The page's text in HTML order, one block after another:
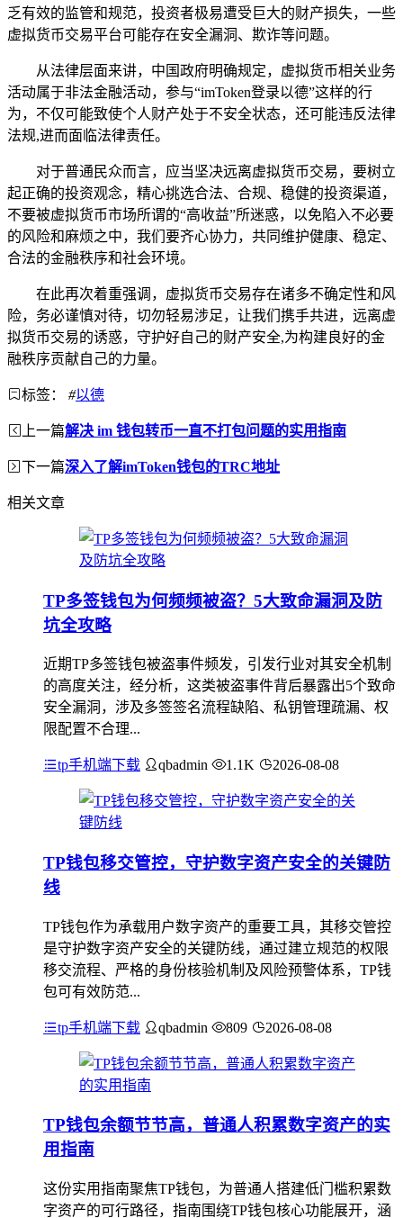
乏有效的监管和规范，投资者极易遭受巨大的财产损失，一些
虚拟货币交易平台可能存在安全漏洞、欺诈等问题。
从法律层面来讲，中国政府明确规定，虚拟货币相关业务
活动属于非法金融活动，参与“imToken登录以德”这样的行
为，不仅可能致使个人财产处于不安全状态，还可能违反法律
法规,进而面临法律责任。
对于普通民众而言，应当坚决远离虚拟货币交易，要树立
起正确的投资观念，精心挑选合法、合规、稳健的投资渠道，
不要被虚拟货币市场所谓的“高收益”所迷惑，以免陷入不必要
的风险和麻烦之中，我们要齐心协力，共同维护健康、稳定、
合法的金融秩序和社会环境。
在此再次着重强调，虚拟货币交易存在诸多不确定性和风
险，务必谨慎对待，切勿轻易涉足，让我们携手共进，远离虚
拟货币交易的诱惑，守护好自己的财产安全,为构建良好的金
融秩序贡献自己的力量。
标签： #以德
上一篇解决 im 钱包转币一直不打包问题的实用指南
下一篇深入了解imToken钱包的TRC地址
相关文章
TP多签钱包为何频频被盗？5大致命漏洞及防
坑全攻略
近期TP多签钱包被盗事件频发，引发行业对其安全机制
的高度关注，经分析，这类被盗事件背后暴露出5个致命
安全漏洞，涉及多签签名流程缺陷、私钥管理疏漏、权
限配置不合理...
tp手机端下载 qbadmin 1.1K 2026-08-08
TP钱包移交管控，守护数字资产安全的关键防
线
TP钱包作为承载用户数字资产的重要工具，其移交管控
是守护数字资产安全的关键防线，通过建立规范的权限
移交流程、严格的身份核验机制及风险预警体系，TP钱
包可有效防范...
tp手机端下载 qbadmin 809 2026-08-08
TP钱包余额节节高，普通人积累数字资产的实
用指南
这份实用指南聚焦TP钱包，为普通人搭建低门槛积累数
字资产的可行路径，指南围绕TP钱包核心功能展开，涵